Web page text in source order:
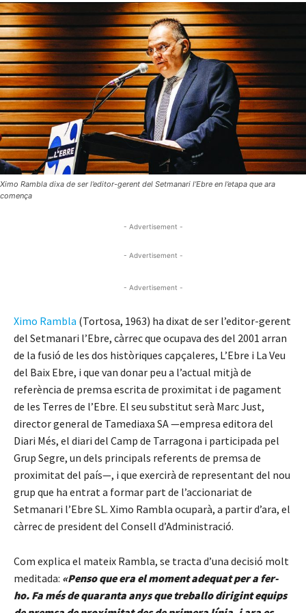
Ximo Rambla dixa de ser l’editor-gerent del Setmanari l’Ebre en l’etapa que ara
comença
- Advertisement -
- Advertisement -
- Advertisement -
Ximo Rambla (Tortosa, 1963) ha dixat de ser l’editor-gerent
del Setmanari l’Ebre, càrrec que ocupava des del 2001 arran
de la fusió de les dos històriques capçaleres, L’Ebre i La Veu
del Baix Ebre, i que van donar peu a l’actual mitjà de
referència de premsa escrita de proximitat i de pagament
de les Terres de l’Ebre. El seu substitut serà Marc Just,
director general de Tamediaxa SA —empresa editora del
Diari Més, el diari del Camp de Tarragona i participada pel
Grup Segre, un dels principals referents de premsa de
proximitat del país—, i que exercirà de representant del nou
grup que ha entrat a formar part de l’accionariat de
Setmanari l’Ebre SL. Ximo Rambla ocuparà, a partir d’ara, el
càrrec de president del Consell d’Administració.
Com explica el mateix Rambla, se tracta d’una decisió molt
meditada: «Penso que era el moment adequat per a fer-
ho. Fa més de quaranta anys que treballo dirigint equips